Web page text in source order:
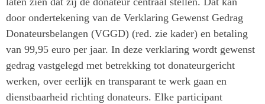
door ondertekening van de Verklaring Gewenst Gedrag
Donateursbelangen (VGGD) (red. zie kader) en betaling
van 99,95 euro per jaar. In deze verklaring wordt gewenst
gedrag vastgelegd met betrekking tot donateurgericht
werken, over eerlijk en transparant te werk gaan en
dienstbaarheid richting donateurs. Elke participant